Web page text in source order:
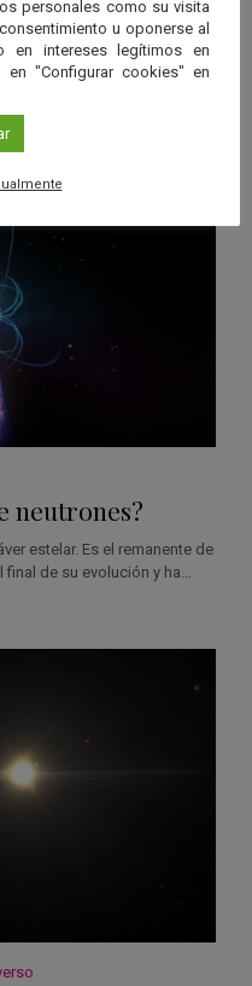
que acumula gran cantidad
Esto genera una gravedad
neutrones?
estelar. Es el remanente de
de su evolución y ha…
personales como su visita
u oponerse al
en intereses legítimos en
"Configurar cookies" en